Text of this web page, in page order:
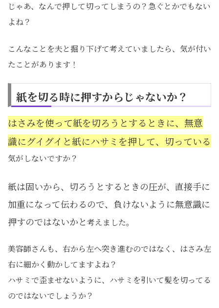
じゃあ、なんで押して切ってしまうの？急ぐとかでもない
よね？
こんなことを夫と掘り下げて考えていましたら、気が付い
たことがあります！
紙を切る時に押すからじゃないか？
はさみを使って紙を切ろうとするときに、無意
識にグイグイと紙にハサミを押して、切っている
気がしないですか？
紙は固いから、切ろうとするときの圧が、直接手に
加重になって伝わるので、負けないように無意識に
押すのではないかと考えました。
美容師さんも、右から左へ突き進むのではなく、はさみ左
右に細かく動かしてますよね？
ハサミで歪ませないように、ハサミを引いて髪を切ってる
のではないでしょうか？